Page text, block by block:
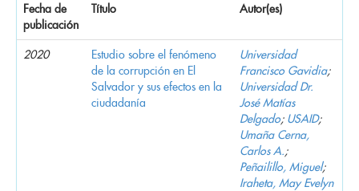
Fecha de
publicación
Título Autor(es)
2020
Estudio sobre el fenómeno
de la corrupción en El
Salvador y sus efectos en la
ciudadanía
Universidad
Francisco Gavidia;
Universidad Dr.
José Matías
Delgado; USAID;
Umaña Cerna,
Carlos A.;
Peñailillo, Miguel;
Iraheta, May Evelyn